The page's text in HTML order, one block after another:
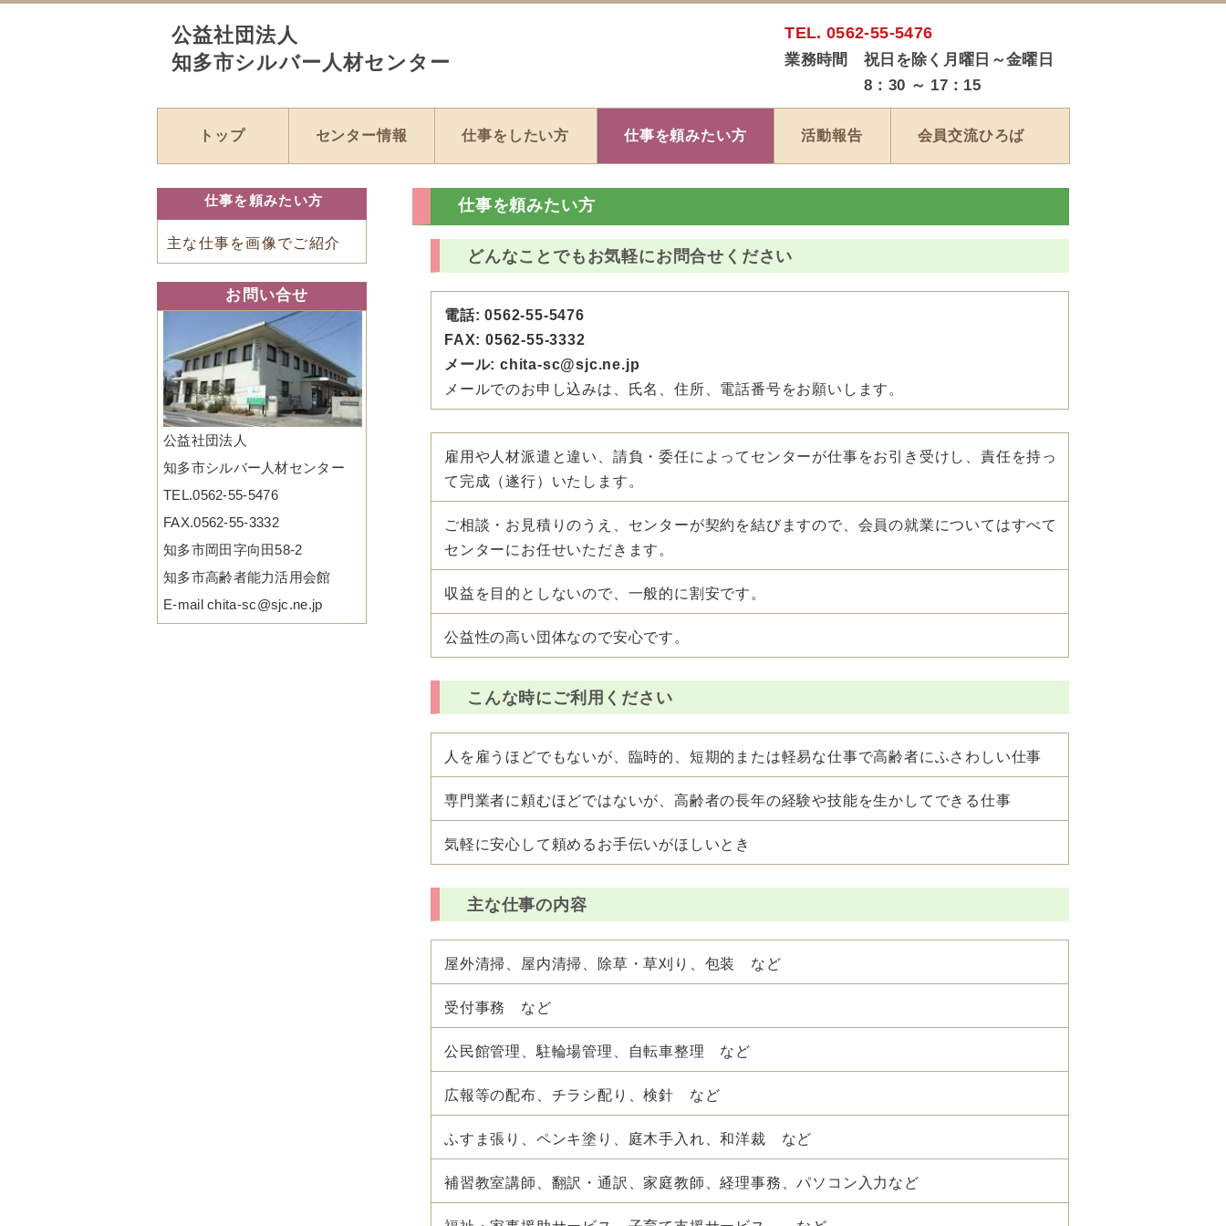
公益社団法人
知多市シルバー人材センター
TEL. 0562-55-5476
業務時間 祝日を除く月曜日～金曜日
8：30 ～ 17：15
トップ センター情報 仕事をしたい方 仕事を頼みたい方 活動報告 会員交流ひろば
仕事を頼みたい方
どんなことでもお気軽にお問合せください
電話: 0562-55-5476
FAX: 0562-55-3332
メール: chita-sc@sjc.ne.jp
メールでのお申し込みは、氏名、住所、電話番号をお願いします。
雇用や人材派遣と違い、請負・委任によってセンターが仕事をお引き受けし、責任を持っ
て完成（遂行）いたします。
ご相談・お見積りのうえ、センターが契約を結びますので、会員の就業についてはすべて
センターにお任せいただきます。
収益を目的としないので、一般的に割安です。
公益性の高い団体なので安心です。
こんな時にご利用ください
人を雇うほどでもないが、臨時的、短期的または軽易な仕事で高齢者にふさわしい仕事
専門業者に頼むほどではないが、高齢者の長年の経験や技能を生かしてできる仕事
気軽に安心して頼めるお手伝いがほしいとき
主な仕事の内容
屋外清掃、屋内清掃、除草・草刈り、包装 など
受付事務 など
公民館管理、駐輪場管理、自転車整理 など
広報等の配布、チラシ配り、検針 など
ふすま張り、ペンキ塗り、庭木手入れ、和洋裁 など
補習教室講師、翻訳・通訳、家庭教師、経理事務、パソコン入力など
仕事を頼みたい方
主な仕事を画像でご紹介
お問い合せ
公益社団法人
知多市シルバー人材センター
TEL.0562-55-5476
FAX.0562-55-3332
知多市岡田字向田58-2
知多市高齢者能力活用会館
E-mail chita-sc@sjc.ne.jp